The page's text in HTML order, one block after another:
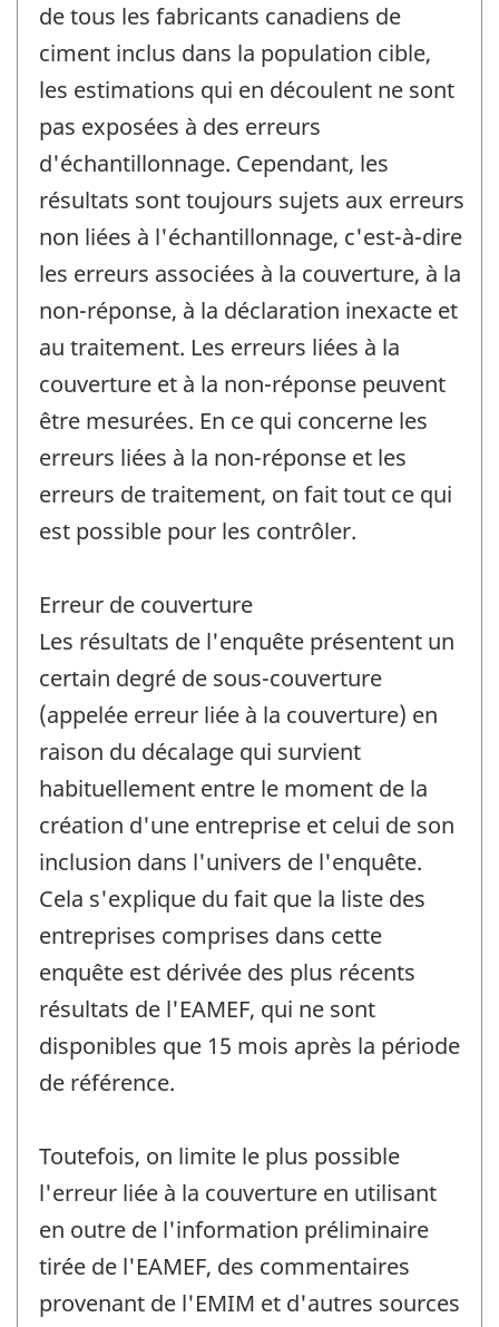
de tous les fabricants canadiens de
ciment inclus dans la population cible,
les estimations qui en découlent ne sont
pas exposées à des erreurs
d'échantillonnage. Cependant, les
résultats sont toujours sujets aux erreurs
non liées à l'échantillonnage, c'est-à-dire
les erreurs associées à la couverture, à la
non-réponse, à la déclaration inexacte et
au traitement. Les erreurs liées à la
couverture et à la non-réponse peuvent
être mesurées. En ce qui concerne les
erreurs liées à la non-réponse et les
erreurs de traitement, on fait tout ce qui
est possible pour les contrôler.
Erreur de couverture
Les résultats de l'enquête présentent un
certain degré de sous-couverture
(appelée erreur liée à la couverture) en
raison du décalage qui survient
habituellement entre le moment de la
création d'une entreprise et celui de son
inclusion dans l'univers de l'enquête.
Cela s'explique du fait que la liste des
entreprises comprises dans cette
enquête est dérivée des plus récents
résultats de l'EAMEF, qui ne sont
disponibles que 15 mois après la période
de référence.
Toutefois, on limite le plus possible
l'erreur liée à la couverture en utilisant
en outre de l'information préliminaire
tirée de l'EAMEF, des commentaires
provenant de l'EMIM et d'autres sources